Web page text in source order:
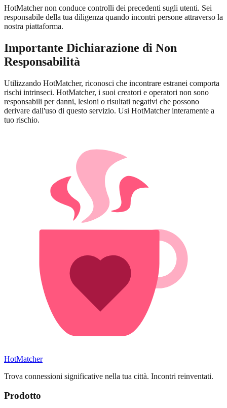
HotMatcher non conduce controlli dei precedenti sugli utenti. Sei
responsabile della tua diligenza quando incontri persone attraverso la
nostra piattaforma.
Importante Dichiarazione di Non
Responsabilità
Utilizzando HotMatcher, riconosci che incontrare estranei comporta
rischi intrinseci. HotMatcher, i suoi creatori e operatori non sono
responsabili per danni, lesioni o risultati negativi che possono
derivare dall'uso di questo servizio. Usi HotMatcher interamente a
tuo rischio.
HotMatcher
Trova connessioni significative nella tua città. Incontri reinventati.
Prodotto